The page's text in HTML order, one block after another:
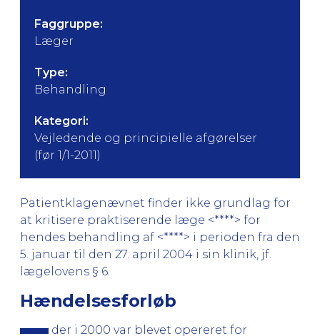
Faggruppe:
Læger
Type:
Behandling
Kategori:
Vejledende og principielle afgørelser
(før 1/1-2011)
Patientklagenævnet finder ikke grundlag for
at kritisere praktiserende læge <****> for
hendes behandling af <****> i perioden fra den
5. januar til den 27. april 2004 i sin klinik, jf.
lægelovens § 6.
Hændelsesforløb
der i 2000 var blevet opereret for